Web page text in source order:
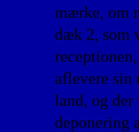
mærke, om
dæk 2, som
aflevere sin
land, og
deponering